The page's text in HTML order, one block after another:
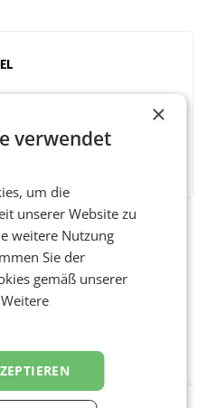
Post: Umsatzplus im
2026 einen Konzernumsatz
EUR erwirtschaftet, was
3,8 Prozent gegenüber dem
×
verwendet
um die
unserer Website zu
weitere Nutzung
Sie der
gemäß unserer
Weitere